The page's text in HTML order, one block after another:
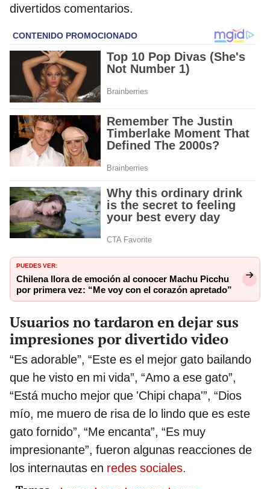
divertidos comentarios.
PUEDES VER:
Chilena llora de emoción al conocer Machu Picchu
por primera vez: “Me voy con el corazón apretado”
Usuarios no tardaron en dejar sus
impresiones por divertido video
“Es adorable”, “Este es el mejor gato bailando
que he visto en mi vida”, “Amo a ese gato”,
“Está mucho mejor que 'Chipi chapa'”, “Dios
mío, me muero de risa de lo lindo que es este
gato fornido”, “Me encanta”, “Es muy
impresionante”, fueron algunas reacciones de
los internautas en redes sociales.